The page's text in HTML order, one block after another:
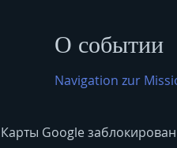
О событии
Navigation zur
Карты Google